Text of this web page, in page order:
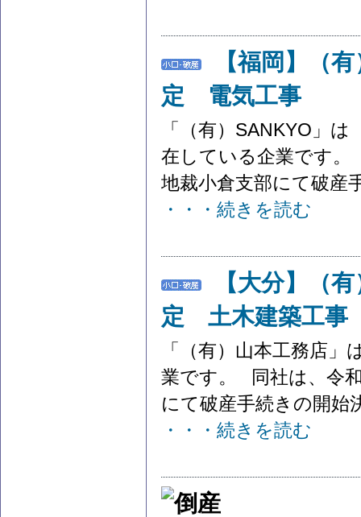
【福岡】（
定 電気工事
「（有）SANKYO」
在している企業です。
地裁小倉支部にて破産
・・・続きを読む
【大分】（
定 土木建築工事
「（有）山本工務店
業です。 同社は、令
にて破産手続きの開始
・・・続きを読む